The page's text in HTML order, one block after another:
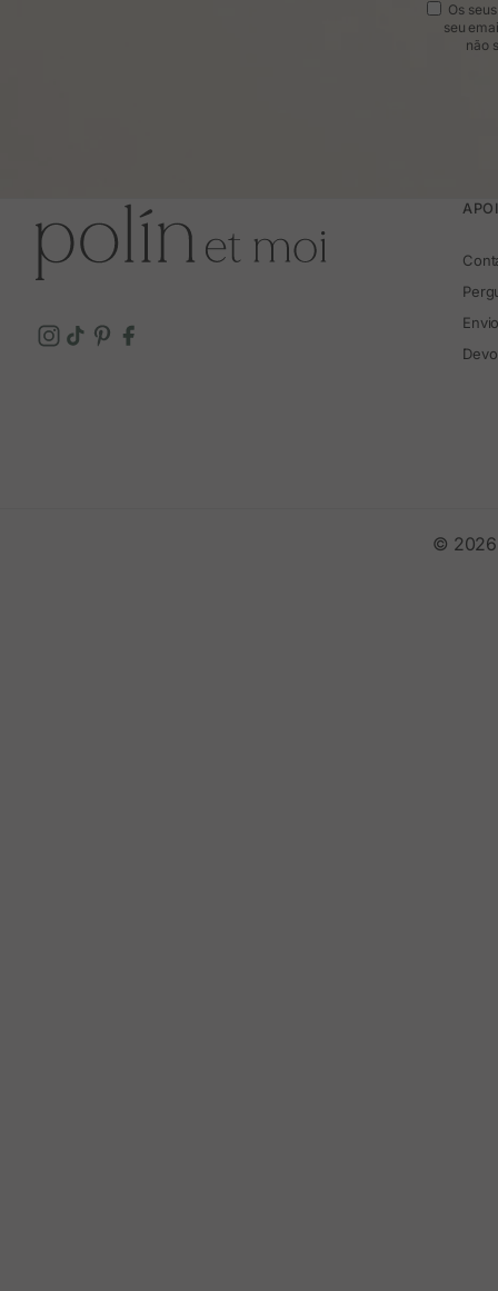
Os
seu
não
© 2026